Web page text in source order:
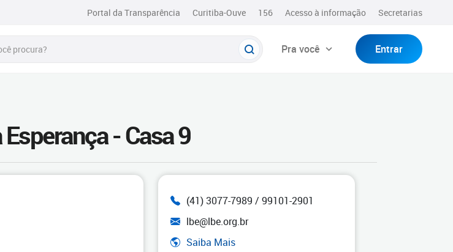
Portal da Transparência Curitiba-Ouve 156 Acesso à informação Secretarias
Pra você Entrar
- Casa 9
(41) 3077-7989 / 99101-2901
lbe@lbe.org.br
Saiba Mais